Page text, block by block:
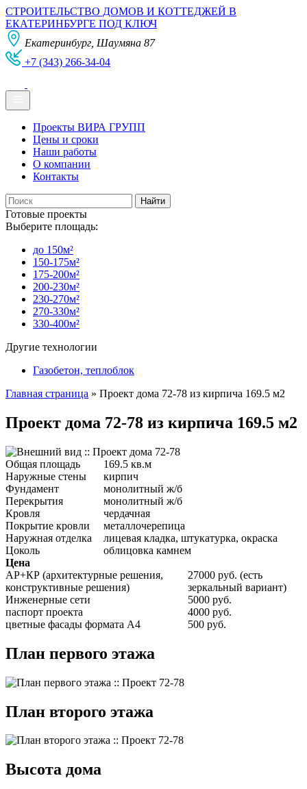
СТРОИТЕЛЬСТВО ДОМОВ И КОТТЕДЖЕЙ В
ЕКАТЕРИНБУРГЕ ПОД КЛЮЧ
Екатеринбург, Шаумяна 87
+7 (343) 266-34-04
Проекты ВИРА ГРУПП
Цены и сроки
Наши работы
О компании
Контакты
Готовые проекты
Выберите площадь:
до 150м²
150-175м²
175-200м²
200-230м²
230-270м²
270-330м²
330-400м²
Другие технологии
Газобетон, теплоблок
Главная страница » Проект дома 72-78 из кирпича 169.5 м2
Проект дома 72-78 из кирпича 169.5 м2
Общая площадь
169.5 кв.м
Наружные стены
кирпич
Фундамент
монолитный ж/б
Перекрытия
монолитный ж/б
Кровля
чердачная
Покрытие кровли
металлочерепица
Наружная отделка
лицевая кладка, штукатурка, окраска
Цоколь
облицовка камнем
Цена
АР+КР (архитектурные решения,
конструктивные решения)
27000 руб. (есть
зеркальный вариант)
Инженерные сети
5000 руб.
паспорт проекта
4000 руб.
цветные фасады формата А4
500 руб.
План первого этажа
План второго этажа
Высота дома